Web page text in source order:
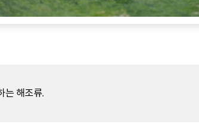
는 해조류.